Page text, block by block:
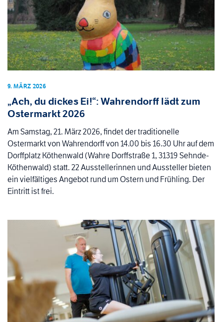
„Ach, du dickes Ei!“: Wahrendorff lädt zum
Ostermarkt 2026
9. MÄRZ 2026
Am Samstag, 21. März 2026, findet der traditionelle
Ostermarkt von Wahrendorff von 14.00 bis 16.30 Uhr auf dem
Dorffplatz Köthenwald (Wahre Dorffstraße 1, 31319 Sehnde-
Köthenwald) statt. 22 Ausstellerinnen und Aussteller bieten
ein vielfältiges Angebot rund um Ostern und Frühling. Der
Eintritt ist frei.